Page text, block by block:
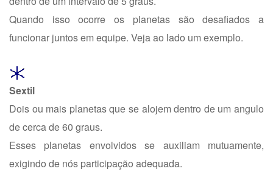
Quando isso ocorre os planetas são desafiados a
funcionar juntos em equipe. Veja ao lado um exemplo.
Sextil
Dois ou mais planetas que se alojem dentro de um angulo
de cerca de 60 graus.
Esses planetas envolvidos se auxiliam mutuamente,
exigindo de nós participação adequada.